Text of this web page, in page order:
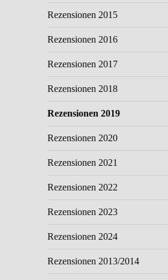
Rezensionen 2015
Rezensionen 2016
Rezensionen 2017
Rezensionen 2018
Rezensionen 2019
Rezensionen 2020
Rezensionen 2021
Rezensionen 2022
Rezensionen 2023
Rezensionen 2024
Rezensionen 2013/2014